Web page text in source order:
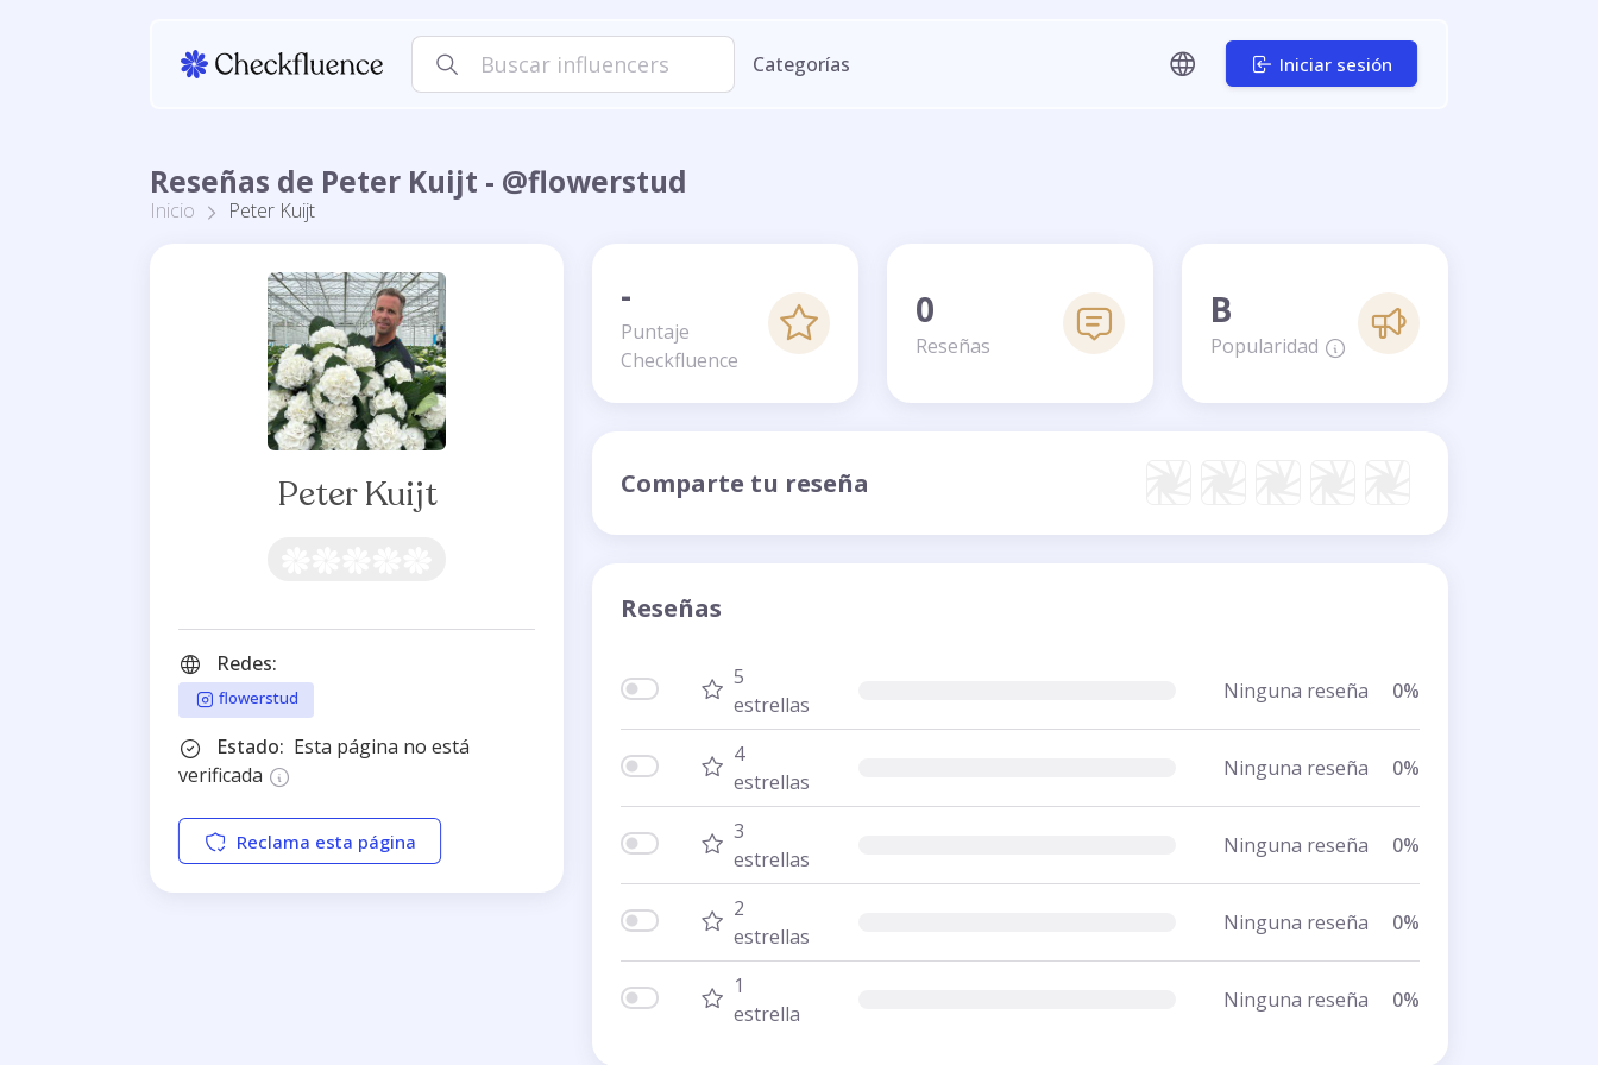
Categorías Iniciar sesión
Reseñas de Peter Kuijt - @flowerstud
Inicio Peter Kuijt
Peter Kuijt
Redes:
flowerstud
Estado: Esta página no está
verificada
Reclama esta página
-
Puntaje
Checkfluence
0
Reseñas
B
Popularidad
Comparte tu reseña
Reseñas
5
estrellas
Ninguna reseña 0%
4
estrellas
Ninguna reseña 0%
3
estrellas
Ninguna reseña 0%
2
estrellas
Ninguna reseña 0%
1
estrella
Ninguna reseña 0%